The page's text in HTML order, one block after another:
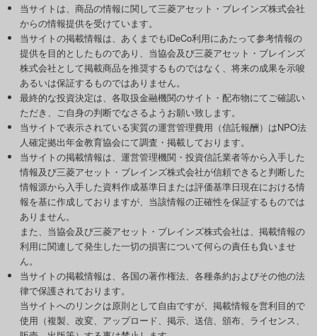
当サイトは、商品の情報に関して三菱アセット・ブレインズ株式会社
からの情報提供を受けています。
当サイトの掲載情報は、あくまでもiDeCo利用にあたって参考情報の
提供を目的としたものであり、当協会及び三菱アセット・ブレインズ
株式会社として掲載商品を推奨するものではなく、将来の成果を示唆
あるいは保証するものではありません。
最終的な投資決定は、各取扱金融機関のサイト・配布物にてご確認い
ただき、ご自身の判断でなさるようお願い致します。
当サイトで表示されている実質の運営管理費用（信託報酬）はNPO法
人確定拠出年金教育協会にて調査・掲載しております。
当サイトの掲載情報は、運営管理機関・投資信託業者等から入手した
情報及び三菱アセット・ブレインズ株式会社が信頼できると判断した
情報源から入手した資料作成基準日または評価基準日現在における情
報を基に作成しておりますが、当該情報の正確性を保証するものでは
ありません。
また、当協会及び三菱アセット・ブレインズ株式会社は、掲載情報の
利用に関連して発生した一切の損害について何らの責任も負いませ
ん。
当サイトの掲載情報は、各国の著作権法、各種条約およびその他の法
律で保護されております。
当サイトへのリンクは原則として自由ですが、掲載情報を営利目的で
使用（複製、改変、アップロード、掲示、送信、頒布、ライセンス、